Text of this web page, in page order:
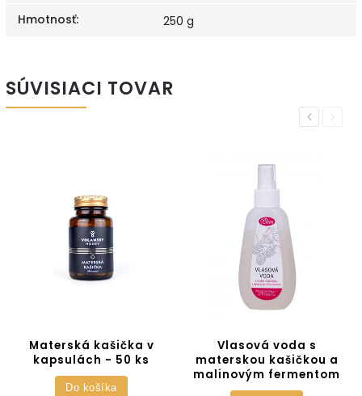
Hmotnosť: 250 g
SÚVISIACI TOVAR
Previous
Materská kašička v
kapsulách - 50 ks
Do košíka
Vlasová voda s
materskou kašičkou a
malinovým fermentom
Next